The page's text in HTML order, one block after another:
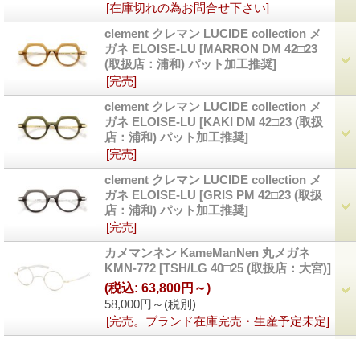
[在庫切れの為お問合せ下さい]
clement クレマン LUCIDE collection メ
ガネ ELOISE-LU [MARRON DM 42□23
(取扱店：浦和) パット加工推奨]
[完売]
clement クレマン LUCIDE collection メ
ガネ ELOISE-LU [KAKI DM 42□23 (取扱
店：浦和) パット加工推奨]
[完売]
clement クレマン LUCIDE collection メ
ガネ ELOISE-LU [GRIS PM 42□23 (取扱
店：浦和) パット加工推奨]
[完売]
カメマンネン KameManNen 丸メガネ
KMN-772 [TSH/LG 40□25 (取扱店：大宮)]
58,000円～ (税別)
(税込: 63,800円～)
[完売。ブランド在庫完売・生産予定未定]